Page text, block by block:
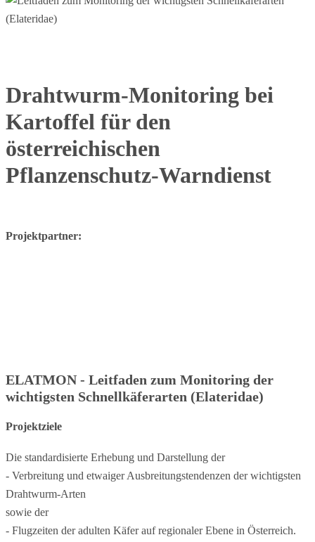
Drahtwurm-Monitoring bei
Kartoffel für den
österreichischen
Pflanzenschutz-Warndienst
Projektpartner:
ELATMON - Leitfaden zum Monitoring der
wichtigsten Schnellkäferarten (Elateridae)
Projektziele
Die standardisierte Erhebung und Darstellung der
- Verbreitung und etwaiger Ausbreitungstendenzen der wichtigsten
Drahtwurm-Arten
sowie der
- Flugzeiten der adulten Käfer auf regionaler Ebene in Österreich.